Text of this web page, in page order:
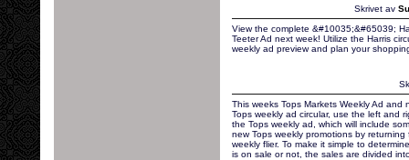
Skrivet av
View the complete &#10035;&#65039;
Teeter Ad next week! Utilize the Harris
weekly ad preview and plan your
This weeks Tops Markets Weekly Ad
Tops weekly ad circular, use the left and
the Tops weekly ad, which will include
new Tops weekly promotions by
weekly flier. To make it simple to
is on sale or not, the sales are divided